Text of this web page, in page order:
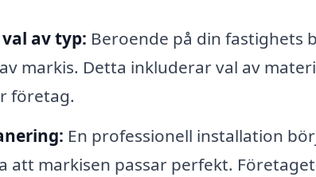
av typ: Beroende på din fastighets
markis. Detta inkluderar val av
företag.
En professionell installation
att markisen passar perfekt.